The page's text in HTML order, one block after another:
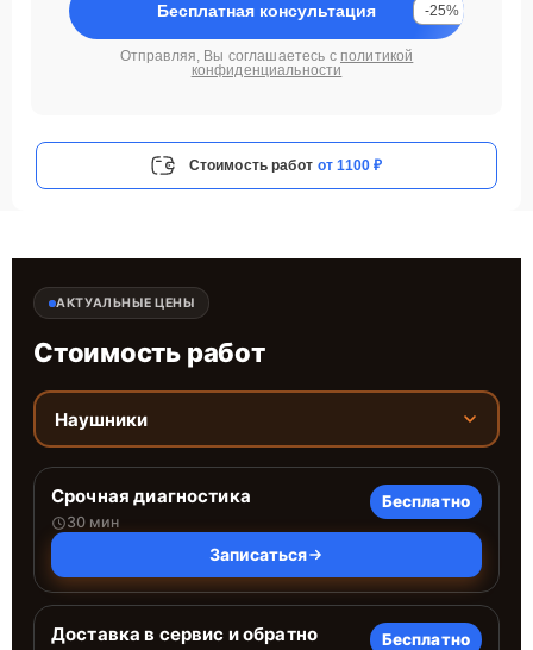
Бесплатная консультация -25%
Отправляя, Вы соглашаетесь с политикой
конфиденциальности
Стоимость работ от 1100 ₽
АКТУАЛЬНЫЕ ЦЕНЫ
Стоимость работ
Наушники
Срочная диагностика
30 мин
Бесплатно
Записаться
Доставка в сервис и обратно Бесплатно